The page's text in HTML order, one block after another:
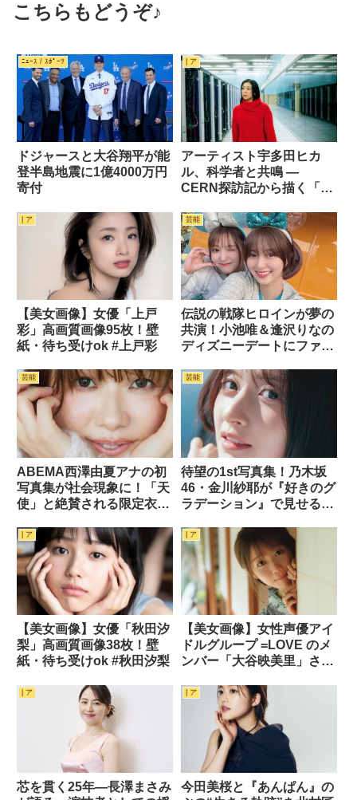
こちらもどうぞ♪
ﾆｭｰｽ / ｽﾎﾟｰﾂ
ドジャースと大谷翔平が能
登半島地震に1億4000万円
寄付
| ア
アーティスト宇多田ヒカ
ル、科学者と共鳴 —
CERN探訪記から描く「創
| ア
【美女画像】女優「上戸
彩」高画質画像95枚！壁
紙・待ち受けok #上戸彩
芸能
伝説の戦隊ヒロインが夢の
共演！小池唯＆逢沢りなの
ディズニーデートにファン
芸能
ABEMA西澤由夏アナの初
写真集が社会現象に！「天
使」と絶賛される限定衣装
芸能
待望の1st写真集！乃木坂
46・金川紗耶が『好きのグ
ラデーション』で見せる24
| ア
【美女画像】女優「秋田汐
梨」高画質画像38枚！壁
紙・待ち受けok #秋田汐梨
| ア
【美女画像】女性声優アイ
ドルグループ =LOVE のメ
ンバー「大谷映美里」さん
映美里
| ア
芯を貫く25年―長澤まさみ
| ア
今田美桜と『あんぱん』の